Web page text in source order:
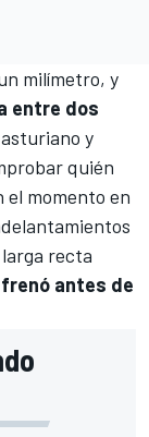
milímetro, y
entre dos
y
quién
el momento en
recta
antes de